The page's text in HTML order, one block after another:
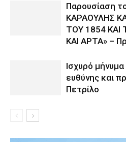
Παρουσίαση
ΚΑΡΑΟΥΛΗΣ
ΤΟΥ 1854 ΚΑΙ
ΚΑΙ ΑΡΤΑ» –
Ισχυρό
ευθύνης και
Πετρίλο